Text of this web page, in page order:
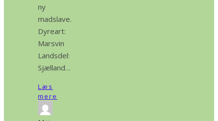
ny
madslave.
Dyreart:
Marsvin
Landsdel:
Sjælland…
Læs
mere